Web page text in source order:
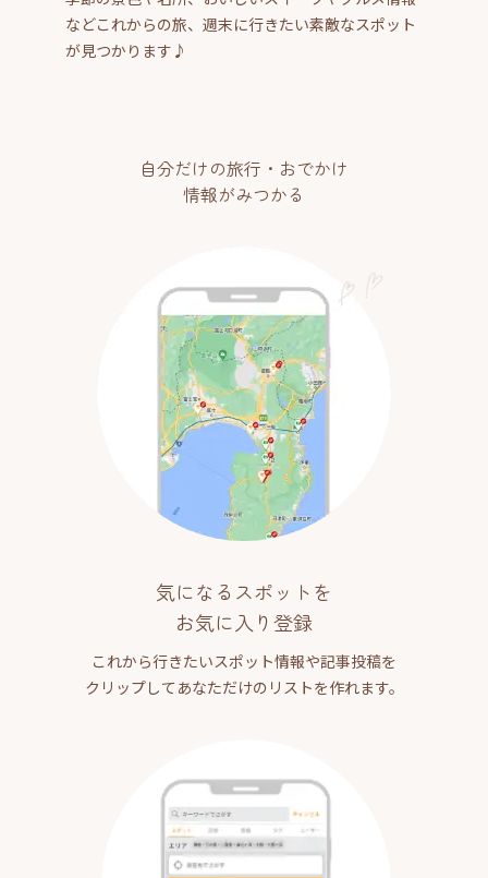
などこれからの旅、週末に行きたい素敵なスポット
が見つかります♪
自分だけの旅行・おでかけ
情報がみつかる
気になるスポットを
お気に入り登録
これから行きたいスポット情報や記事投稿を
クリップしてあなただけのリストを作れます。